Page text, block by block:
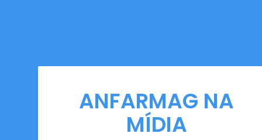
ANFARMAG NA
MÍDIA